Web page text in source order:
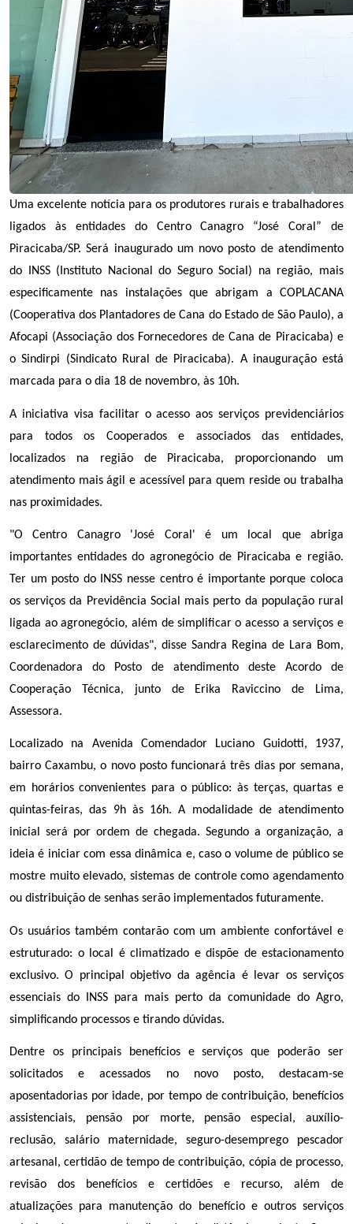
Uma excelente notícia para os produtores rurais e trabalhadores
ligados às entidades do Centro Canagro “José Coral” de
Piracicaba/SP. Será inaugurado um novo posto de atendimento
do INSS (Instituto Nacional do Seguro Social) na região, mais
especificamente nas instalações que abrigam a COPLACANA
(Cooperativa dos Plantadores de Cana do Estado de São Paulo), a
Afocapi (Associação dos Fornecedores de Cana de Piracicaba) e
o Sindirpi (Sindicato Rural de Piracicaba). A inauguração está
marcada para o dia 18 de novembro, às 10h.
A iniciativa visa facilitar o acesso aos serviços previdenciários
para todos os Cooperados e associados das entidades,
localizados na região de Piracicaba, proporcionando um
atendimento mais ágil e acessível para quem reside ou trabalha
nas proximidades.
"O Centro Canagro 'José Coral' é um local que abriga
importantes entidades do agronegócio de Piracicaba e região.
Ter um posto do INSS nesse centro é importante porque coloca
os serviços da Previdência Social mais perto da população rural
ligada ao agronegócio, além de simplificar o acesso a serviços e
esclarecimento de dúvidas", disse Sandra Regina de Lara Bom,
Coordenadora do Posto de atendimento deste Acordo de
Cooperação Técnica, junto de Erika Raviccino de Lima,
Assessora.
Localizado na Avenida Comendador Luciano Guidotti, 1937,
bairro Caxambu, o novo posto funcionará três dias por semana,
em horários convenientes para o público: às terças, quartas e
quintas-feiras, das 9h às 16h. A modalidade de atendimento
inicial será por ordem de chegada. Segundo a organização, a
ideia é iniciar com essa dinâmica e, caso o volume de público se
mostre muito elevado, sistemas de controle como agendamento
ou distribuição de senhas serão implementados futuramente.
Os usuários também contarão com um ambiente confortável e
estruturado: o local é climatizado e dispõe de estacionamento
exclusivo. O principal objetivo da agência é levar os serviços
essenciais do INSS para mais perto da comunidade do Agro,
simplificando processos e tirando dúvidas.
Dentre os principais benefícios e serviços que poderão ser
solicitados e acessados no novo posto, destacam-se
aposentadorias por idade, por tempo de contribuição, benefícios
assistenciais, pensão por morte, pensão especial, auxílio-
reclusão, salário maternidade, seguro-desemprego pescador
artesanal, certidão de tempo de contribuição, cópia de processo,
revisão dos benefícios e certidões e recurso, além de
atualizações para manutenção do benefício e outros serviços